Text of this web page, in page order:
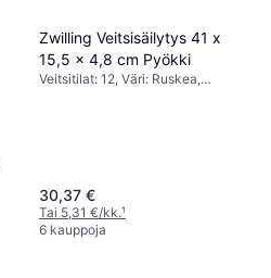
Zwilling Veitsisäilytys 41 x
15,5 x 4,8 cm Pyökki
Veitsitilat: 12, Väri: Ruskea,
30,37 €
Tai 5,31 €/kk.¹
6 kauppoja